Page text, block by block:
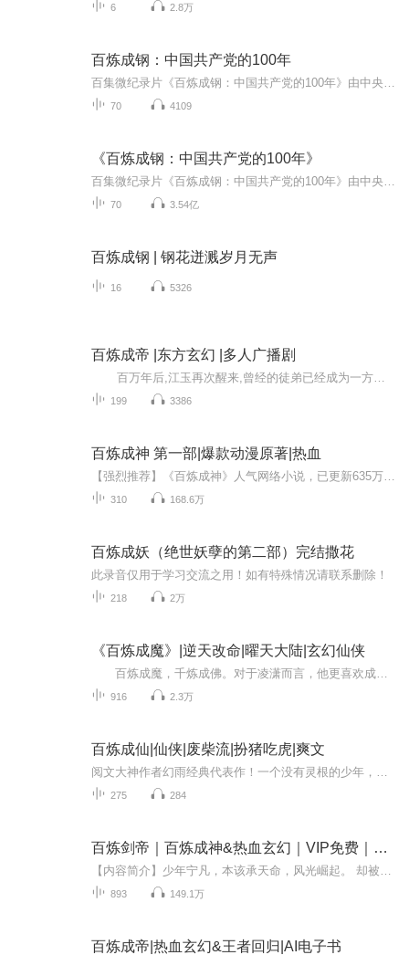
6 2.8万
百炼成钢：中国共产党的100年
70 4109
《百炼成钢：中国共产党的100年》
70 3.54亿
百炼成钢 | 钢花迸溅岁月无声
16 5326
百炼成帝 |东方玄幻 |多人广播剧
199 3386
百炼成神 第一部|爆款动漫原著|热血
310 168.6万
百炼成妖（绝世妖孽的第二部）完结撒花
此录音仅用于学习交流之用！如有特殊情况请联系删除！
218 2万
《百炼成魔》|逆天改命|曜天大陆|玄幻仙侠
916 2.3万
百炼成仙|仙侠|废柴流|扮猪吃虎|爽文
275 284
百炼剑帝｜百炼成神&热血玄幻｜VIP免费｜多人有声剧
893 149.1万
百炼成帝|热血玄幻&王者回归|AI电子书